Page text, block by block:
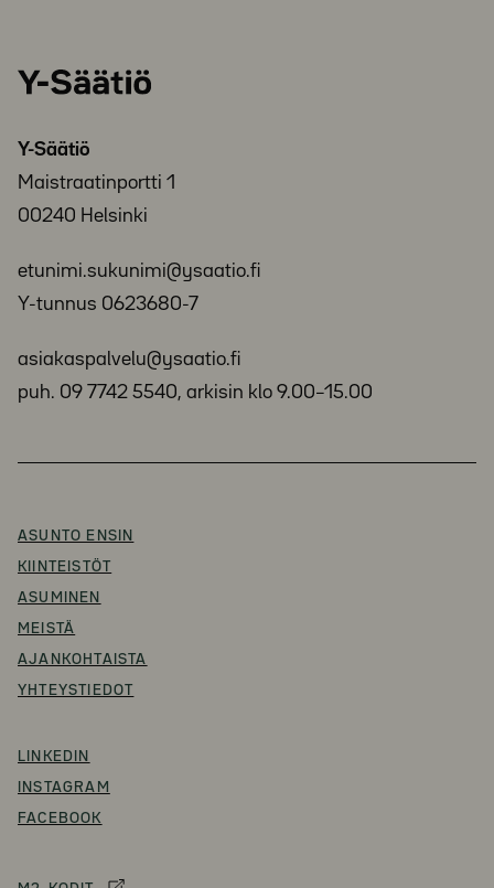
Y-
Y-Säätiö
Maistraatinportti 1
00240 Helsinki
etunimi.sukunimi@ysaatio.fi
Y-tunnus 0623680-7
asiakaspalvelu@ysaatio.fi
puh. 09 7742 5540, arkisin klo 9.00–15.00
ASUNTO ENSIN
KIINTEISTÖT
ASUMINEN
MEISTÄ
AJANKOHTAISTA
YHTEYSTIEDOT
LINKEDIN
INSTAGRAM
FACEBOOK